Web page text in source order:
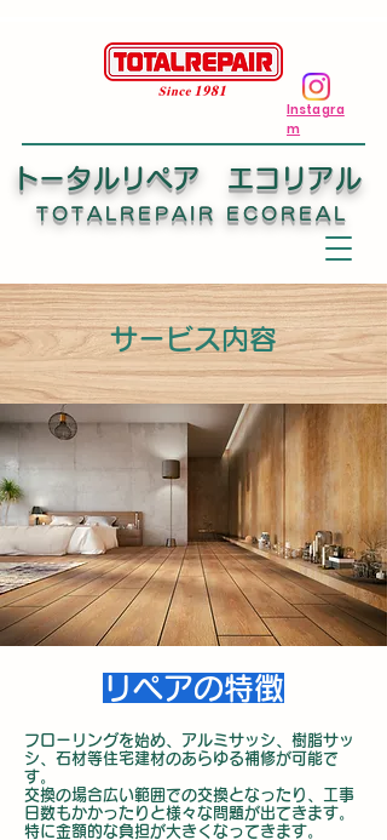
トータルリペア エコリアル
TOTALREPAIR ECOREAL
Instagra
m
サービス内容
リペアの特徴
フローリングを始め、アルミサッシ、樹脂サッ
シ、石材等住宅建材のあらゆる補修が可能で
す。
交換の場合広い範囲での交換となったり、工事
日数もかかったりと様々な問題が出てきます。
特に金額的な負担が大きくなってきます。